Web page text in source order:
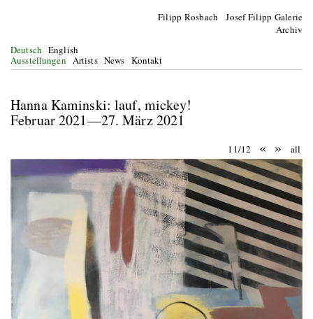
Filipp Rosbach Josef Filipp Galerie
Archiv
Deutsch English
Ausstellungen Artists News Kontakt
Hanna Kaminski: lauf, mickey!
Februar 2021—27. März 2021
11/12 « » all